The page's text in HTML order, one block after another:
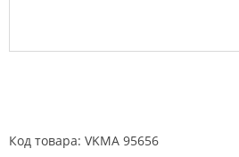
Код товара: VKMA 95656